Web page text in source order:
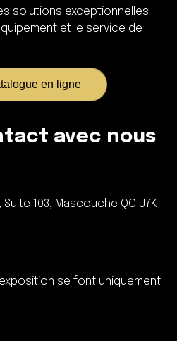
solutions exceptionnelles
et le service de
en ligne
avec nous
103, Mascouche QC J7K
se font uniquement